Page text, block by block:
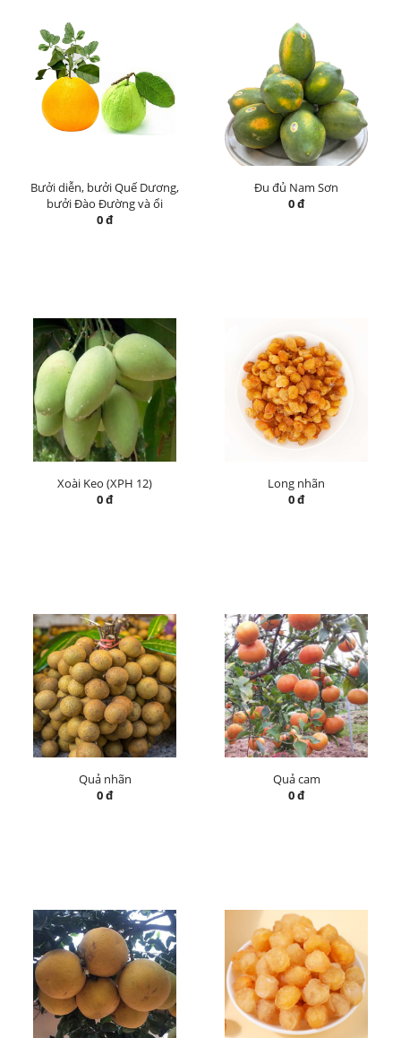
Bưởi diễn, bưởi Quế Dương,
bưởi Đào Đường và ổi
0 đ
Đu đủ Nam Sơn
0 đ
Xoài Keo (XPH 12)
0 đ
Long nhãn
0 đ
Quả nhãn
0 đ
Quả cam
0 đ